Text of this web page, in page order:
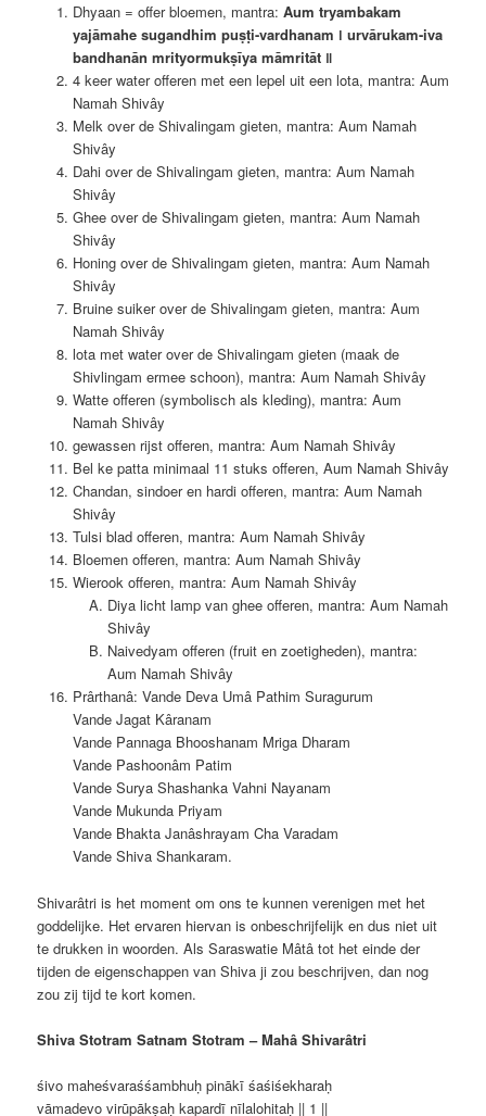
Dhyaan = offer bloemen, mantra: Aum tryambakam
yajāmahe sugandhim puṣṭi-vardhanam ǀ urvārukam-iva
bandhanān mrityormukṣīya māmritāt ǁ
4 keer water offeren met een lepel uit een lota, mantra: Aum
Namah Shivây
Melk over de Shivalingam gieten, mantra: Aum Namah
Shivây
Dahi over de Shivalingam gieten, mantra: Aum Namah
Shivây
Ghee over de Shivalingam gieten, mantra: Aum Namah
Shivây
Honing over de Shivalingam gieten, mantra: Aum Namah
Shivây
Bruine suiker over de Shivalingam gieten, mantra: Aum
Namah Shivây
lota met water over de Shivalingam gieten (maak de
Shivlingam ermee schoon), mantra: Aum Namah Shivây
Watte offeren (symbolisch als kleding), mantra: Aum
Namah Shivây
gewassen rijst offeren, mantra: Aum Namah Shivây
Bel ke patta minimaal 11 stuks offeren, Aum Namah Shivây
Chandan, sindoer en hardi offeren, mantra: Aum Namah
Shivây
Tulsi blad offeren, mantra: Aum Namah Shivây
Bloemen offeren, mantra: Aum Namah Shivây
Wierook offeren, mantra: Aum Namah Shivây
Diya licht lamp van ghee offeren, mantra: Aum Namah
Shivây
Naivedyam offeren (fruit en zoetigheden), mantra:
Aum Namah Shivây
Prârthanâ: Vande Deva Umâ Pathim Suragurum
Vande Jagat Kâranam
Vande Pannaga Bhooshanam Mriga Dharam
Vande Pashoonâm Patim
Vande Surya Shashanka Vahni Nayanam
Vande Mukunda Priyam
Vande Bhakta Janâshrayam Cha Varadam
Vande Shiva Shankaram.
Shivarâtri is het moment om ons te kunnen verenigen met het
goddelijke. Het ervaren hiervan is onbeschrijfelijk en dus niet uit
te drukken in woorden. Als Saraswatie Mâtâ tot het einde der
tijden de eigenschappen van Shiva ji zou beschrijven, dan nog
zou zij tijd te kort komen.
Shiva Stotram Satnam Stotram – Mahâ Shivarâtri
śivo maheśvaraśśambhuḥ pinākī śaśiśekharaḥ
vāmadevo virūpākṣaḥ kapardī nīlalohitaḥ || 1 ||